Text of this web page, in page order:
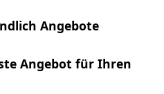
Angebote
Angebot für Ihren